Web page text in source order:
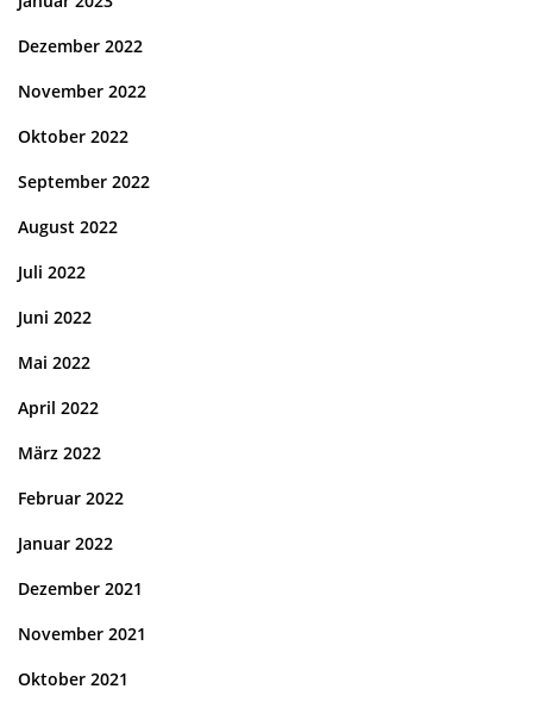
Dezember 2022
November 2022
Oktober 2022
September 2022
August 2022
Juli 2022
Juni 2022
Mai 2022
April 2022
März 2022
Februar 2022
Januar 2022
Dezember 2021
November 2021
Oktober 2021